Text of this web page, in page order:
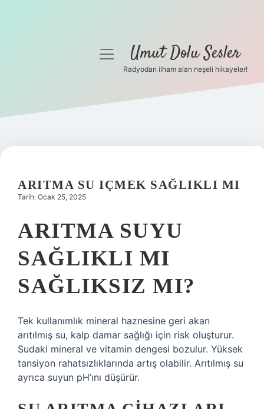
Gizlilik Politikası
Yasal Uyarı
menüyüUmut Dolu Sesler
Radyodan ilham alan neşeli hikayeler!
ARITMA SU IÇMEK SAĞLIKLI MI
Tarih: Ocak 25, 2025
ARITMA SUYU
SAĞLIKLI MI
SAĞLIKSIZ MI?
Tek kullanımlık mineral haznesine geri akan
arıtılmış su, kalp damar sağlığı için risk oluşturur.
Sudaki mineral ve vitamin dengesi bozulur. Yüksek
tansiyon rahatsızlıklarında artış olabilir. Arıtılmış su
ayrıca suyun pH’ını düşürür.